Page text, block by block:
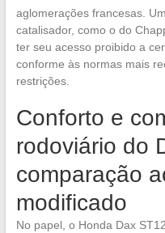
aglomerações francesas.
catalisador, como o do
ter seu acesso proibido a
conforme às normas mais
restrições.
Conforto e
rodoviário do
comparação
modificado
No papel, o Honda Dax